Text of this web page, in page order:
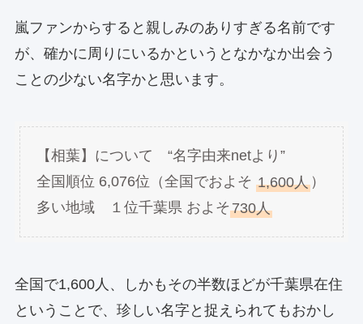
嵐ファンからすると親しみのありすぎる名前です
が、確かに周りにいるかというとなかなか出会う
ことの少ない名字かと思います。
【相葉】について “名字由来netより”
全国順位 6,076位（全国でおよそ 1,600人）
多い地域 １位千葉県およそ730人
全国で1,600人、しかもその半数ほどが千葉県在住
ということで、珍しい名字と捉えられてもおかし